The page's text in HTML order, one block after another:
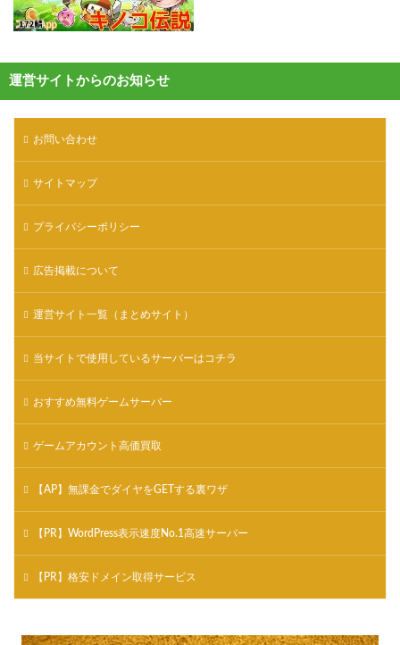
運営サイトからのお知らせ
お問い合わせ
サイトマップ
プライバシーポリシー
広告掲載について
運営サイト一覧（まとめサイト）
当サイトで使用しているサーバーはコチラ
おすすめ無料ゲームサーバー
ゲームアカウント高価買取
【AP】無課金でダイヤをGETする裏ワザ
【PR】WordPress表示速度No.1高速サーバー
【PR】格安ドメイン取得サービス